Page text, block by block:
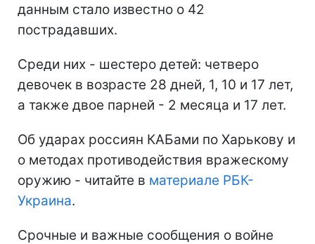
данным стало известно о 42
пострадавших.
Среди них - шестеро детей: четверо
девочек в возрасте 28 дней, 1, 10 и 17 лет,
а также двое парней - 2 месяца и 17 лет.
Об ударах россиян КАБами по Харькову и
о методах противодействия вражескому
оружию - читайте в материале РБК-
Украина.
Срочные и важные сообщения о войне